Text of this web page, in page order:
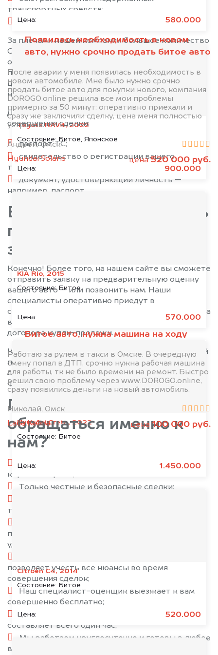
Цена: 580.000
Toyota RAV4, 2022
Состояние: Битое, Японское
Цена: 900.000
KIA Rio, 2015
Состояние: Битое
Цена: 570.000
Hyundai Creta, 2022
Состояние: Битое
Цена: 1.450.000
Citroën C4, 2014
Состояние: Битое
Цена: 520.000
Появилась необходимость в новом
авто, нужно срочно продать битое авто
После аварии у меня появилась необходимость в
новом автомобиле, Мне было нужно срочно
продать битое авто для покупки нового, компания
DOROGO.online решила все мои проблемы
примерно за 50 минут: оперативно приехали и
сразу же заключили сделку, цена меня полностью
устроила.
Андрей, Омск
Hyundai Solaris
цена520 000 руб.
Битое авто, нужна машина на ходу
Работаю за рулем в такси в Омске. В очередную
смену попал в ДТП, срочно нужна рабочая машина
для работы, тк не было времени на ремонт. Быстро
решил свою проблему через www.DOROGO.online,
сразу появились деньги на новый автомобиль.
Николай, Омск
Lada Kalina
цена 100 000 руб.
транспортных средств;
выкупом автомобилей любых моделей.
За плечами нашей компании большое количество
Сеат успешно совершённых сделок. Мы не
ограничены в каких-либо средствах и именно
поэтому предлагаем своим клиентам выгодные
цены на выкуп с предоставлением всех
необходимых документов.
Документы, которые понадобятся вам для
совершения сделки:
паспорт ТС;
свидетельство о регистрации вашего
транспортного средства;
документ, удостоверяющий личность —
например, паспорт.
Возможно ли совершить
подобную сделку всего
за час?
Конечно! Более того, на нашем сайте вы сможете
отправить заявку на предварительную оценку
вашего авто — или позвонить нам. Наши
специалисты оперативно приедут в
согласованное с вами время. Денежные средства
вы сможете получить уже в момент заключения
договора купли-продажи.
К каждому клиенту мы находим индивидуальный
подход. Каждая сделка совершается только в
соответствии с законодательством Российской
Федерации.
Почему стоит
обращаться именно к
нам?
Мы выполняем свою работу в максимально
короткие сроки;
Только честные и безопасные сделки;
так и безналичным способом;
приоритет — это стопроцентное
удовлетворение потребностей наших клиентов;
позволяет учесть все нюансы во время
совершения сделок;
Наш специалист-оценщик выезжает к вам
совершенно бесплатно;
Среднее время совершения сделки
составляет всего один час;
Мы работаем круглосуточно и готовы в любое
время принять вашу заявку.